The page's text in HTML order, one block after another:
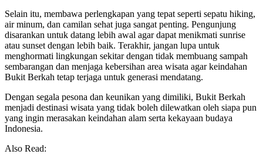
Selain itu, membawa perlengkapan yang tepat seperti sepatu hiking,
air minum, dan camilan sehat juga sangat penting. Pengunjung
disarankan untuk datang lebih awal agar dapat menikmati sunrise
atau sunset dengan lebih baik. Terakhir, jangan lupa untuk
menghormati lingkungan sekitar dengan tidak membuang sampah
sembarangan dan menjaga kebersihan area wisata agar keindahan
Bukit Berkah tetap terjaga untuk generasi mendatang.
Dengan segala pesona dan keunikan yang dimiliki, Bukit Berkah
menjadi destinasi wisata yang tidak boleh dilewatkan oleh siapa pun
yang ingin merasakan keindahan alam serta kekayaan budaya
Indonesia.
Also Read: